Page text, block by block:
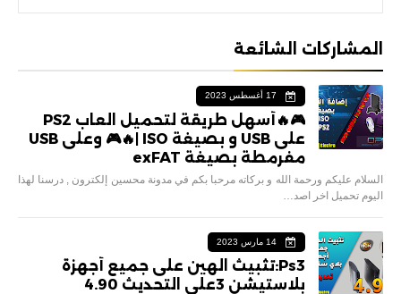
المشاركات الشائعة
17 أغسطس 2023
🎮🔥أسهل طريقة لتحميل العاب PS2
على USB و بصيغة ISO |🔥🎮 وعلى USB
مفرمطة بصيغة exFAT
السلام عليكم ورحمة الله و بركاته مرحبا بكم في مدونة محسين إلكترون , درسنا لهذا
اليوم تحميل اخر اصد…
14 مارس 2023
Ps3:تثبيث الهين على جميع أجهزة
بلاستيشن 3على التحديث 4.90